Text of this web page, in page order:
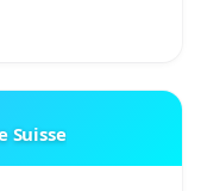
Suisse